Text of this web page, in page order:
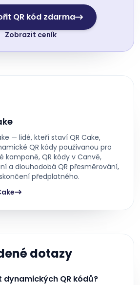
QR kód zdarma
Zobrazit ceník
— lidé, kteří staví QR Cake,
QR kódy používanou pro
kampaně, QR kódy v Canvě,
a dlouhodobá QR přesměrování,
předplatného.
dotazy
QR kódů?